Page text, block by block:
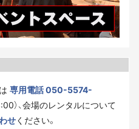
専用電話 050-5574-
）、会場のレンタルについて
せください。